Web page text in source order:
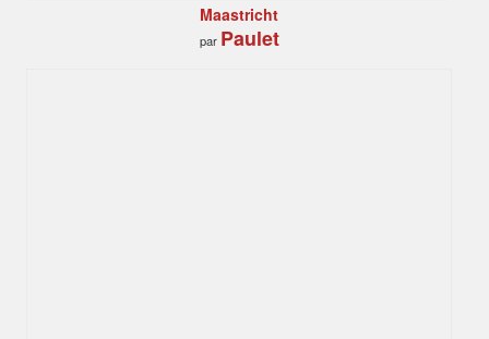
Maastricht
par Paulet